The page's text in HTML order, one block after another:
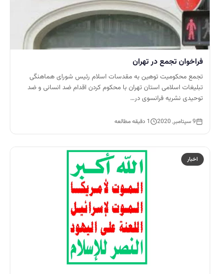
فراخوان تجمع در تهران
تجمع محکومیت توهین به مقدسات اسلام رئیس شورای هماهنگی
تبلیغات اسلامی استان تهران با محکوم کردن اقدام ضد انسانی و ضد
توحیدی نشریه فرانسوی در…
9 سپتامبر, 2020 1 دقیقه مطالعه
اخبار